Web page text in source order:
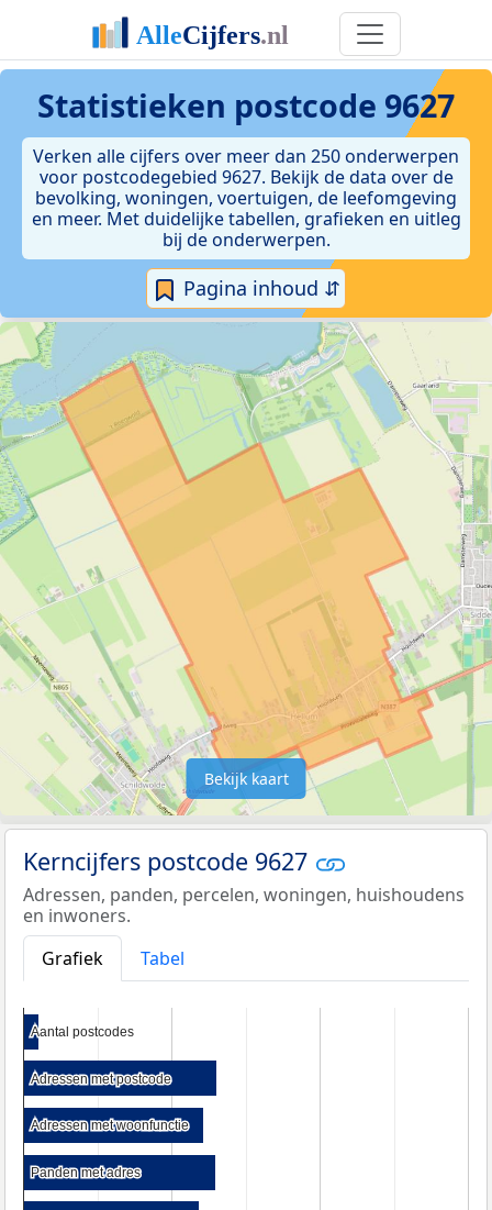
Statistieken postcode 9627
Verken alle cijfers over meer dan 250 onderwerpen
voor postcodegebied 9627. Bekijk de data over de
bevolking, woningen, voertuigen, de leefomgeving
en meer. Met duidelijke tabellen, grafieken en uitleg
bij de onderwerpen.
Pagina inhoud ⇵
Bekijk kaart
Kerncijfers postcode 9627
Adressen, panden, percelen, woningen, huishoudens
en inwoners.
Grafiek
Tabel
Aantal postcodes
Aantal postcodes
Adressen met postcode
Adressen met postcode
Adressen met woonfunctie
Adressen met woonfunctie
Panden met adres
Panden met adres